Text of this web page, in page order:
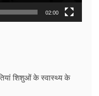
02:00
शिशुओं के स्वास्थ्य के